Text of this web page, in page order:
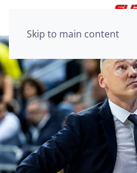
Skip to main content